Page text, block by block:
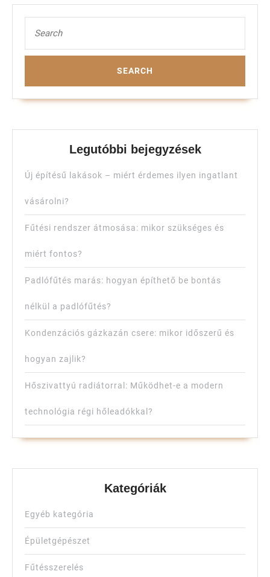
for:
Legutóbbi bejegyzések
Új építésű lakások – miért érdemes ilyen ingatlant
vásárolni?
Fűtési rendszer átmosása: mikor szükséges és
miért fontos?
Padlófűtés marás: hogyan építhető be bontás
nélkül a padlófűtés?
Kondenzációs gázkazán csere: mikor időszerű és
hogyan zajlik?
Hőszivattyú radiátorral: Működhet-e a modern
technológia régi hőleadókkal?
Kategóriák
Egyéb kategória
Épületgépészet
Fűtésszerelés